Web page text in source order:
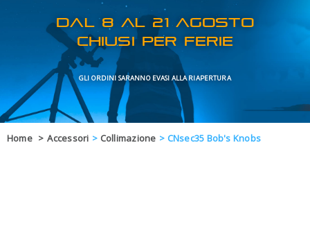
PRODOTTI
LEARN & FUN
MARCHI
OFFERTE
Home > Accessori > Collimazione > CNsec35 Bob's Knobs